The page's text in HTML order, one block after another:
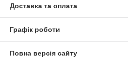
Доставка та оплата
Графік роботи
Повна версія сайту